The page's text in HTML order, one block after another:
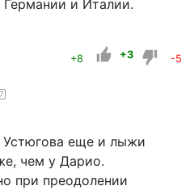
и Италии.
+8 +3 -5
Устюгова еще и лыжи
чем у Дарио.
при преодолении